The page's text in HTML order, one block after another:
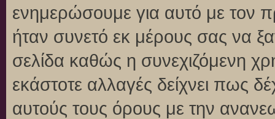
ενημερώσουμε για αυτό με τον
ήταν συνετό εκ μέρους σας να
σελίδα καθώς η συνεχιζόμενη
εκάστοτε αλλαγές δείχνει πως
αυτούς τους όρους με την